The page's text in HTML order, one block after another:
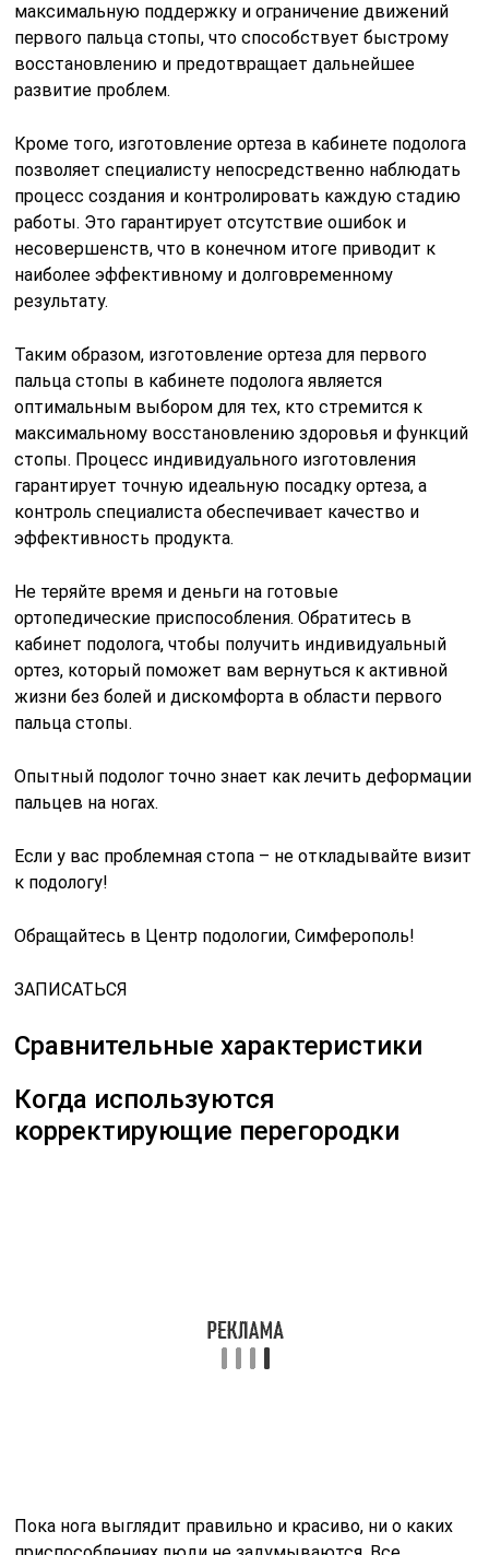
максимальную поддержку и ограничение движений
первого пальца стопы, что способствует быстрому
восстановлению и предотвращает дальнейшее
развитие проблем.
Кроме того, изготовление ортеза в кабинете подолога
позволяет специалисту непосредственно наблюдать
процесс создания и контролировать каждую стадию
работы. Это гарантирует отсутствие ошибок и
несовершенств, что в конечном итоге приводит к
наиболее эффективному и долговременному
результату.
Таким образом, изготовление ортеза для первого
пальца стопы в кабинете подолога является
оптимальным выбором для тех, кто стремится к
максимальному восстановлению здоровья и функций
стопы. Процесс индивидуального изготовления
гарантирует точную идеальную посадку ортеза, а
контроль специалиста обеспечивает качество и
эффективность продукта.
Не теряйте время и деньги на готовые
ортопедические приспособления. Обратитесь в
кабинет подолога, чтобы получить индивидуальный
ортез, который поможет вам вернуться к активной
жизни без болей и дискомфорта в области первого
пальца стопы.
Опытный подолог точно знает как лечить деформации
пальцев на ногах.
Если у вас проблемная стопа – не откладывайте визит
к подологу!
Обращайтесь в Центр подологии, Симферополь!
ЗАПИСАТЬСЯ
Сравнительные характеристики
Когда используются
корректирующие перегородки
деформационных изменений и удержания
конечностей в правильной анатомической форме,
вальгусной деформации, при плоскостопии, в
послеоперационный период. Продукция обеспечит